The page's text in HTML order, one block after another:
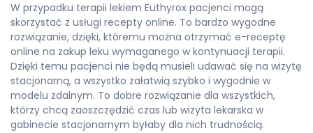
W przypadku terapii lekiem Euthyrox pacjenci mogą
skorzystać z usługi recepty online. To bardzo wygodne
rozwiązanie, dzięki, któremu można otrzymać e-receptę
online na zakup leku wymaganego w kontynuacji terapii.
Dzięki temu pacjenci nie będą musieli udawać się na wizytę
stacjonarną, a wszystko załatwią szybko i wygodnie w
modelu zdalnym. To dobre rozwiązanie dla wszystkich,
którzy chcą zaoszczędzić czas lub wizyta lekarska w
gabinecie stacjonarnym byłaby dla nich trudnością.